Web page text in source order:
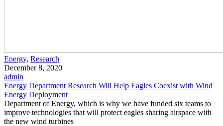
Energy, Research
December 8, 2020
admin
Energy Department Research Will Help Eagles Coexist with Wind
Energy Deployment
Department of Energy, which is why we have funded six teams to
improve technologies that will protect eagles sharing airspace with
the new wind turbines